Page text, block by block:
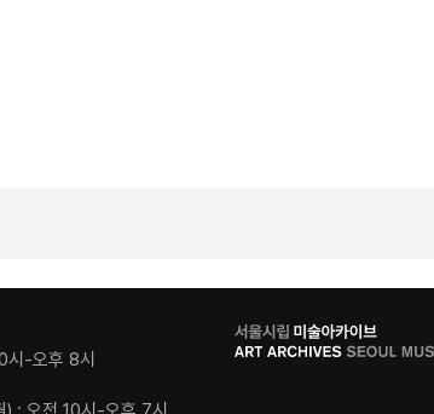
시-오후 8시
로
고